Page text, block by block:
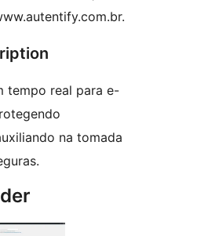
tempo real para e-
na tomada